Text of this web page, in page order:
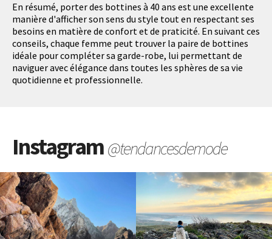
En résumé, porter des bottines à 40 ans est une excellente
manière d'afficher son sens du style tout en respectant ses
besoins en matière de confort et de praticité. En suivant ces
conseils, chaque femme peut trouver la paire de bottines
idéale pour compléter sa garde-robe, lui permettant de
naviguer avec élégance dans toutes les sphères de sa vie
quotidienne et professionnelle.
Instagram@tendancesdemode